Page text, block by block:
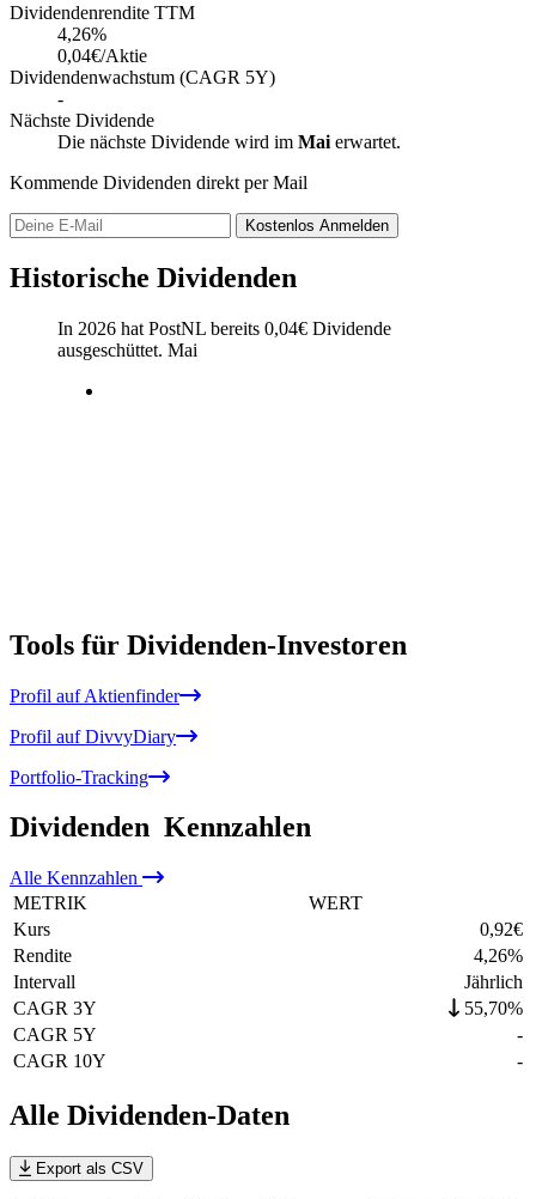
Dividendenrendite TTM
4,26%
0,04€/Aktie
Dividendenwachstum (CAGR 5Y)
-
Nächste Dividende
Die nächste Dividende wird im Mai erwartet.
Kommende Dividenden direkt per Mail
Kostenlos Anmelden
Historische Dividenden
In 2026 hat PostNL bereits 0,04€ Dividende
ausgeschüttet. Mai
Tools für Dividenden-Investoren
Profil auf Aktienfinder
Profil auf DivvyDiary
Portfolio-Tracking
Dividenden Kennzahlen
Alle Kennzahlen
METRIK
WERT
Kurs
0,92€
Rendite
4,26%
Intervall
Jährlich
CAGR 3Y
55,70%
CAGR 5Y
-
CAGR 10Y
-
Alle Dividenden-Daten
Export als CSV